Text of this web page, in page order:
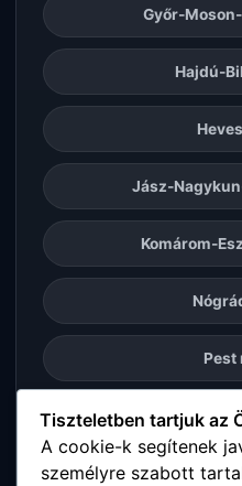
Győr-
Hajdú-
Jász-
Komárom-
Pest
Szabolcs-
Tiszteletben tartjuk az
A cookie-k segítenek
személyre szabott